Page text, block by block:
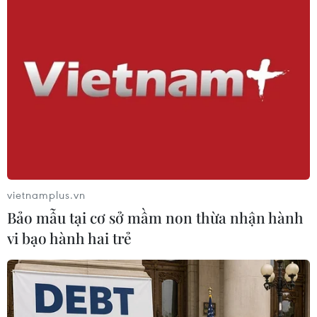
#Rosoboronexport
#Triển lãm Quân sự thế giới "World Defense Show 2024"
#xuất khẩu vũ khí
#thiết bị bay không người lái
Nga
vietnamplus.vn
Bảo mẫu tại cơ sở mầm non thừa nhận hành
vi bạo hành hai trẻ